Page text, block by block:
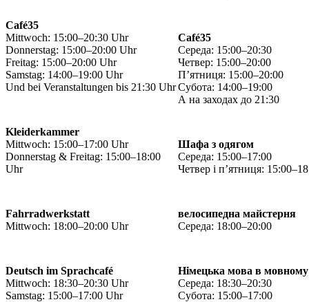
Café35
Mittwoch: 15:00–20:30 Uhr
Donnerstag: 15:00–20:00 Uhr
Freitag: 15:00–20:00 Uhr
Samstag: 14:00–19:00 Uhr
Und bei Veranstaltungen bis 21:30 Uhr
Kleiderkammer
Mittwoch: 15:00–17:00 Uhr
Donnerstag & Freitag: 15:00–18:00
Uhr
Fahrradwerkstatt
Mittwoch: 18:00–20:00 Uhr
Deutsch im Sprachcafé
Mittwoch: 18:30–20:30 Uhr
Samstag: 15:00–17:00 Uhr
Café35
Середа: 15:00–20:30
Четвер: 15:00–20:00
П’ятниця: 15:00–20:00
Субота: 14:00–19:00
А на заходах до 21:30
Шафа з одягом
Середа: 15:00–17:00
Четвер і п’ятниця:
велосипедна майстерня
Середа: 18:00–20:00
Німецька мова в
Середа: 18:30–20:30
Субота: 15:00–17:00